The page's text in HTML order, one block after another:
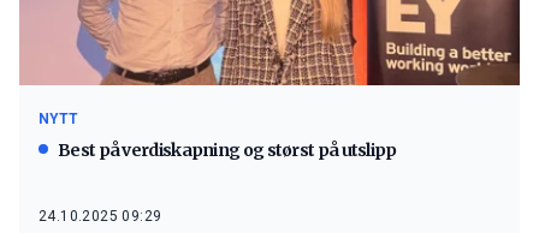
NYTT
Best på verdiskapning og størst på utslipp
24.10.2025 09:29